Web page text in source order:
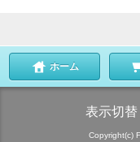
ホーム
表示切替
Copyright(c)